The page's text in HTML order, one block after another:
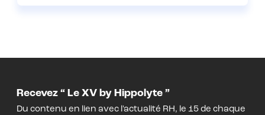
Recevez “ Le XV by Hippolyte ”
Du contenu en lien avec l'actualité RH, le 15 de chaque